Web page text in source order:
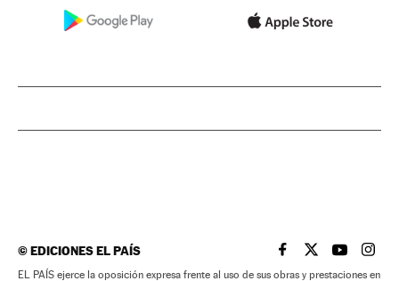
©EDICIONES EL PAÍS EL PAÍS BRASIL EN
EL PAÍSEL PAÍS
EL
EL PAÍS ejerce la oposición expresa frente al uso de sus obras y prestaciones en